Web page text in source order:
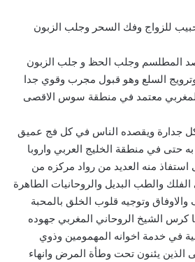
للزواج وفك السحر وجلب الزبون
المطلسم وجلب الحظ و جلب الزبون
وترويج السلع وهو قبول مجرب وقوي جدا
المغربي معتمد في منطقة سوس الاقصى
بكل جدارة ويقصده الناس في كل فج عميق
حتى في منطقة الخليج العربي واروبا
استفاذ منه العديد من رواد مركزه من
والطب البديل والروحانيات الطاهرة
وتوجيه قلوب الخلق بالمحبة
كرس الشيخ الروحاني المغربي جهوده
في خدمة اخوانه المهمومين وذوي
الذين يئنون تحت وطأة المرض وانهاء